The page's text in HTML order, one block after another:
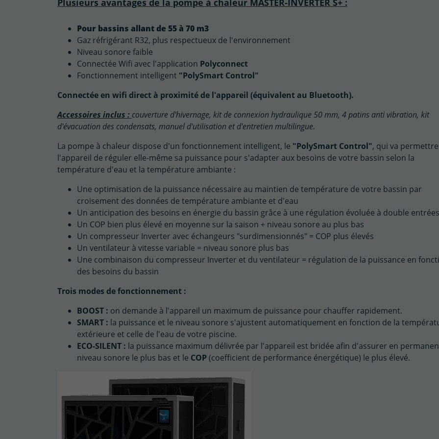
Plusieurs avantages de la pompe à chaleur MASTER-INVERTER S+ :
Pour bassins allant de 55 à 70 m3
Gaz réfrigérant R32, plus respectueux de l'environnement
Niveau sonore faible
Connectée Wifi avec l'application Polyconnect
Fonctionnement intelligent "PolySmart Control"
Connectée en wifi direct à proximité de l'appareil (équivalent au Bluetooth).
Accessoires inclus : couverture d'hivernage, kit de connexion hydraulique 50 mm, 4 patins anti vibration, kit
d'évacuation des condensats, manuel d'utilisation et d'entretien multilingue.
La pompe à chaleur dispose d'un fonctionnement intelligent, le "PolySmart Control", qui va
l'appareil de réguler elle-même sa puissance pour s'adapter aux besoins de votre bassin selon la
température d'eau et la température ambiante :
Une optimisation de la puissance nécessaire au maintien de température de votre bassin par
croisement des données de température ambiante et d'eau
Un anticipation des besoins en énergie du bassin grâce à une régulation évoluée à double
Un COP bien plus élevé en moyenne sur la saison + niveau sonore au plus bas
Un compresseur Inverter avec échangeurs "surdimensionnés" = COP plus élevés
Un ventilateur à vitesse variable = niveau sonore plus bas
Une combinaison du compresseur Inverter et du ventilateur = régulation de la puissance en
des besoins du bassin
Trois modes de fonctionnement :
BOOST : on demande à l'appareil un maximum de puissance pour chauffer rapidement.
SMART : la puissance et le niveau sonore s'ajustent automatiquement en fonction de la
extérieure et celle de l'eau de votre piscine.
ECO-SILENT : la puissance maximum délivrée par l'appareil est bridée afin d'assurer en
niveau sonore le plus bas et le COP(coefficient de performance énergétique) le plus élevé.